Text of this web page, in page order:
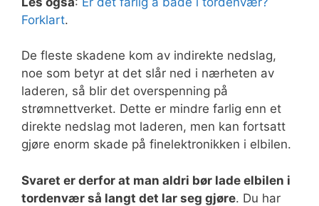
Forklart.
De fleste skadene kom av indirekte nedslag,
noe som betyr at det slår ned i nærheten av
laderen, så blir det overspenning på
strømnettverket. Dette er mindre farlig enn et
direkte nedslag mot laderen, men kan fortsatt
gjøre enorm skade på finelektronikken i elbilen.
Svaret er derfor at man aldri bør lade elbilen i
tordenvær så langt det lar seg gjøre. Du har